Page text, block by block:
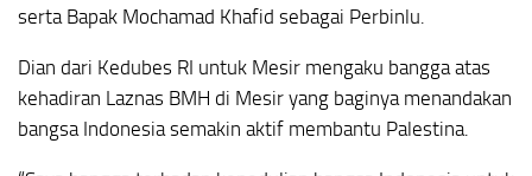
serta Bapak Mochamad Khafid sebagai Perbinlu.
Dian dari Kedubes RI untuk Mesir mengaku bangga atas
kehadiran Laznas BMH di Mesir yang baginya menandakan
bangsa Indonesia semakin aktif membantu Palestina.